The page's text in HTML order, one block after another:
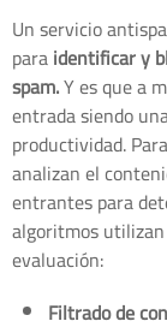
Un servicio
paraidentificar y
spam.Y es que a
entrada siendo
productividad.
analizan el
entrantes para
algoritmos
evaluación:
Filtrado de